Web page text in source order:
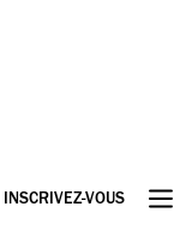
INSCRIVEZ-VOUS